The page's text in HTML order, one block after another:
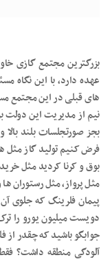
بزرگترین مجتمع گازی
عهده دارد، با این
های قبلی در این مجتمع
نیم از مدیریت این دولت
بجز صورتجلسات بلند
فرض کنیم تولید گاز
بوق و کرنا کردید مثل
مثل پرواز، مثل رستوران
پیمان فلرینگ که جلوی
دویست میلیون یورو را
جوابگو باشید که چقدر
آلودگی منطقه داشت؟